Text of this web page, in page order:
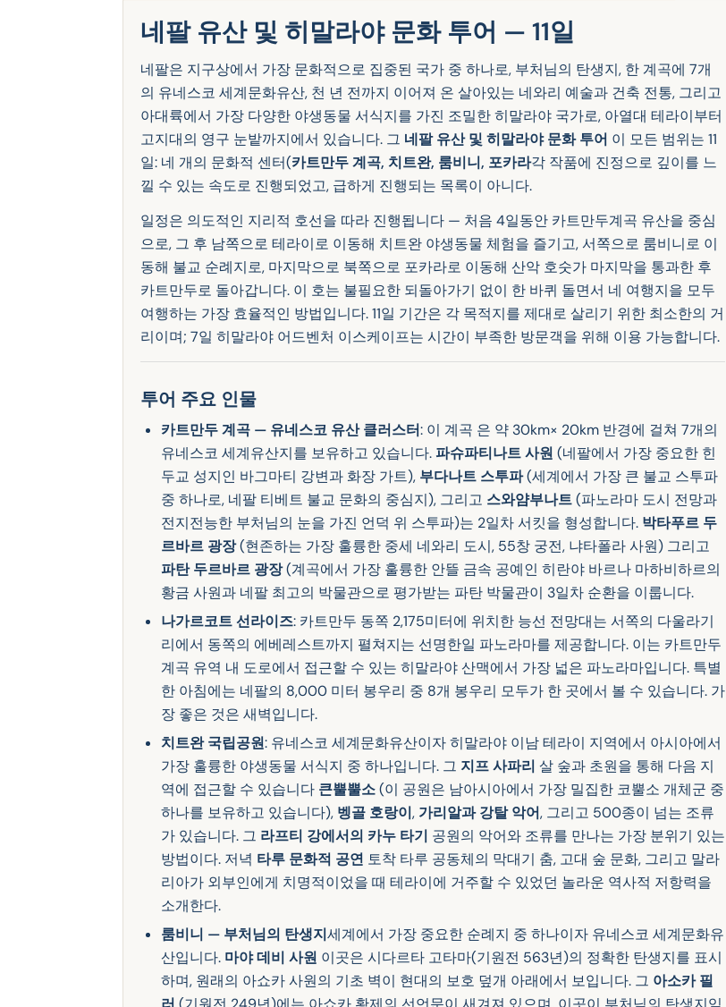
네팔 유산 및 히말라야 문화 투어 — 11일
네팔은 지구상에서 가장 문화적으로 집중된 국가 중 하나로, 부처님의 탄생지, 한 계곡에 7개
의 유네스코 세계문화유산, 천 년 전까지 이어져 온 살아있는 네와리 예술과 건축 전통, 그리고
아대륙에서 가장 다양한 야생동물 서식지를 가진 조밀한 히말라야 국가로, 아열대 테라이부터
고지대의 영구 눈밭까지에서 있습니다. 그 네팔 유산 및 히말라야 문화 투어 이 모든 범위는 11
일: 네 개의 문화적 센터(카트만두 계곡, 치트완, 룸비니, 포카라각 작품에 진정으로 깊이를 느
낄 수 있는 속도로 진행되었고, 급하게 진행되는 목록이 아니다.
일정은 의도적인 지리적 호선을 따라 진행됩니다 — 처음 4일동안 카트만두계곡 유산을 중심
으로, 그 후 남쪽으로 테라이로 이동해 치트완 야생동물 체험을 즐기고, 서쪽으로 룸비니로 이
동해 불교 순례지로, 마지막으로 북쪽으로 포카라로 이동해 산악 호숫가 마지막을 통과한 후
카트만두로 돌아갑니다. 이 호는 불필요한 되돌아가기 없이 한 바퀴 돌면서 네 여행지을 모두
여행하는 가장 효율적인 방법입니다. 11일 기간은 각 목적지를 제대로 살리기 위한 최소한의 거
리이며; 7일 히말라야 어드벤처 이스케이프는 시간이 부족한 방문객을 위해 이용 가능합니다.
투어 주요 인물
카트만두 계곡 — 유네스코 유산 클러스터: 이 계곡 은 약 30km× 20km 반경에 걸쳐 7개의
유네스코 세계유산지를 보유하고 있습니다.파슈파티나트 사원 (네팔에서 가장 중요한 힌
두교 성지인 바그마티 강변과 화장 가트), 부다나트 스투파(세계에서 가장 큰 불교 스투파
중 하나로, 네팔 티베트 불교 문화의 중심지), 그리고 스와얌부나트(파노라마 도시 전망과
전지전능한 부처님의 눈을 가진 언덕 위 스투파)는 2일차 서킷을 형성합니다. 박타푸르 두
르바르 광장(현존하는 가장 훌륭한 중세 네와리 도시, 55창 궁전, 냐타폴라 사원) 그리고
파탄 두르바르 광장(계곡에서 가장 훌륭한 안뜰 금속 공예인 히란야 바르나 마하비하르의
황금 사원과 네팔 최고의 박물관으로 평가받는 파탄 박물관이 3일차 순환을 이룹니다.
나가르코트 선라이즈: 카트만두 동쪽 2,175미터에 위치한 능선 전망대는 서쪽의 다울라기
리에서 동쪽의 에베레스트까지 펼쳐지는 선명한일 파노라마를 제공합니다. 이는 카트만두
계곡 유역 내 도로에서 접근할 수 있는 히말라야 산맥에서 가장 넓은 파노라마입니다. 특별
한 아침에는 네팔의 8,000 미터 봉우리 중 8개 봉우리 모두가 한 곳에서 볼 수 있습니다. 가
장 좋은 것은 새벽입니다.
치트완 국립공원: 유네스코 세계문화유산이자 히말라야 이남 테라이 지역에서 아시아에서
가장 훌륭한 야생동물 서식지 중 하나입니다. 그 지프 사파리 살 숲과 초원을 통해 다음 지
역에 접근할 수 있습니다 큰뿔뿔소(이 공원은 남아시아에서 가장 밀집한 코뿔소 개체군 중
하나를 보유하고 있습니다), 벵골 호랑이, 가리알과 강탈 악어, 그리고 500종이 넘는 조류
가 있습니다. 그 라프티 강에서의 카누 타기 공원의 악어와 조류를 만나는 가장 분위기 있는
방법이다. 저녁 타루 문화적 공연 토착 타루 공동체의 막대기 춤, 고대 숲 문화, 그리고 말라
리아가 외부인에게 치명적이었을 때 테라이에 거주할 수 있었던 놀라운 역사적 저항력을
소개한다.
룸비니 — 부처님의 탄생지세계에서 가장 중요한 순례지 중 하나이자 유네스코 세계문화유
산입니다. 마야 데비 사원 이곳은 시다르타 고타마(기원전 563년)의 정확한 탄생지를 표시
하며, 원래의 아쇼카 사원의 기초 벽이 현대의 보호 덮개 아래에서 보입니다. 그 아소카 필